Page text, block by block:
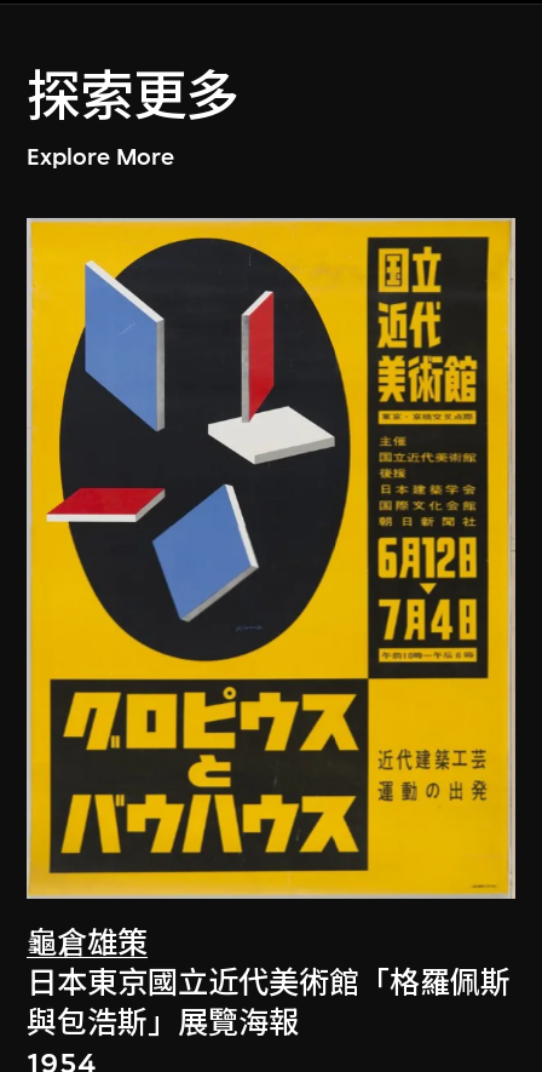
探索更多
Explore More
龜倉雄策
日本東京國立近代美術館「格羅佩斯
與包浩斯」展覽海報
1954